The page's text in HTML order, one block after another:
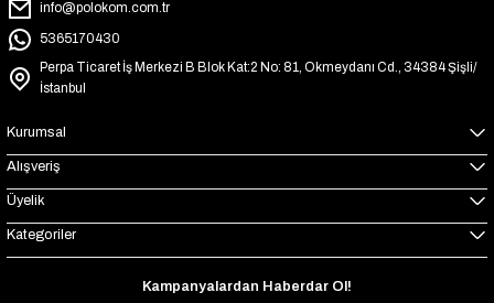
info@polokom.com.tr
5365170430
Perpa Ticaret İş Merkezi B Blok Kat:2 No: 81, Okmeydanı Cd., 34384 Şişli/
İstanbul
Kurumsal
Alışveriş
Üyelik
Kategoriler
Kampanyalardan Haberdar Ol!